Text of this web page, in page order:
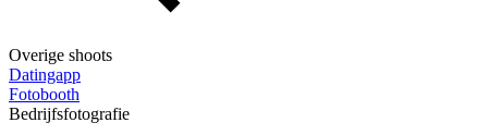
Overige shoots
Datingapp
Fotobooth
Bedrijfsfotografie